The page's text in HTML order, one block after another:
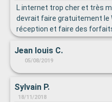
L internet trop cher et très
devrait faire gratuitement le
réception et faire des
Jean louis C.
05/08/2019
Sylvain P.
18/11/2018